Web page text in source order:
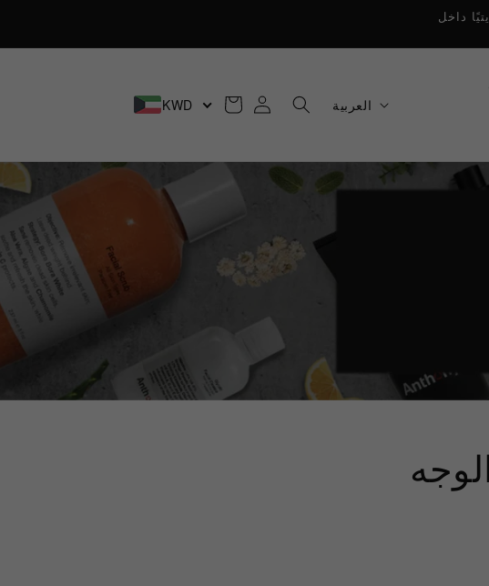
عن ٥٠ دينارًا كويتيًا داخل
ة
العربية
تسجيل
الدخولالتسوق
الوجه